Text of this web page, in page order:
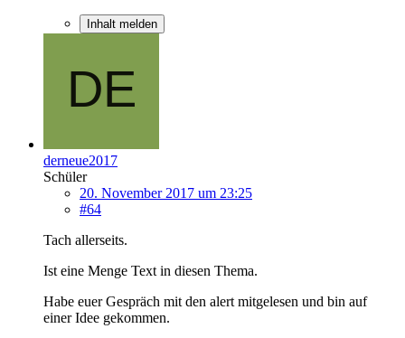
Inhalt melden
derneue2017
Schüler
20. November 2017 um 23:25
#64
Tach allerseits.
Ist eine Menge Text in diesen Thema.
Habe euer Gespräch mit den alert mitgelesen und bin auf
einer Idee gekommen.